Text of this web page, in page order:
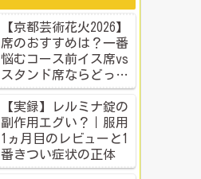
【京都芸術花火2026】
席のおすすめは？一番
悩むコース前イス席vs
スタンド席ならどっ
ち？本音比較！
【実録】レルミナ錠の
副作用エグい？｜服用
1ヵ月目のレビューと1
番きつい症状の正体